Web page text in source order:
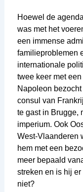
Hoewel de
was met het
een immense
familieproblemen
internationale
twee keer met
Napoleon
consul van
te gast in Brugge,
imperium. Ook
West-Vlaanderen
hem met een
meer bepaald
streken en is hij
niet?